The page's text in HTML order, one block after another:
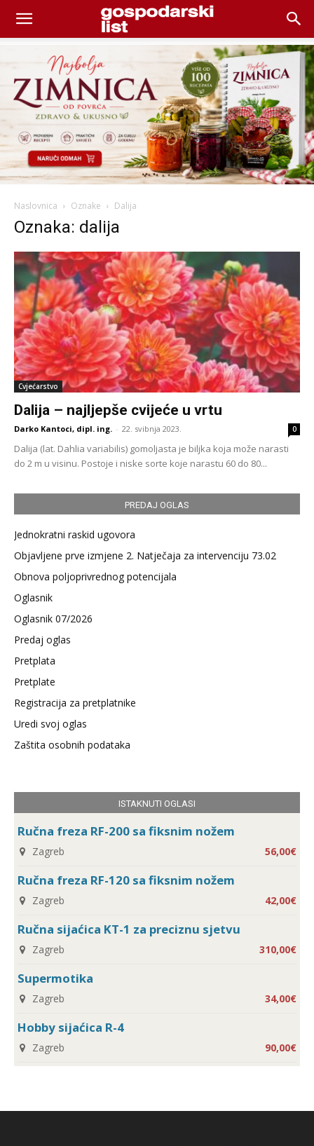
Naslovnica Oznake Dalija
Oznaka: dalija
Cvjećarstvo
Dalija – najljepše cvijeće u vrtu
Darko Kantoci, dipl. ing. - 22. svibnja 2023. 0
Dalija (lat. Dahlia variabilis) gomoljasta je biljka koja može narasti
do 2 m u visinu. Postoje i niske sorte koje narastu 60 do 80...
PREDAJ OGLAS
Jednokratni raskid ugovora
Objavljene prve izmjene 2. Natječaja za intervenciju 73.02
Obnova poljoprivrednog potencijala
Oglasnik
Oglasnik 07/2026
Predaj oglas
Pretplata
Pretplate
Registracija za pretplatnike
Uredi svoj oglas
Zaštita osobnih podataka
ISTAKNUTI OGLASI
Ručna freza RF-200 sa fiksnim nožem
Zagreb 56,00€
Ručna freza RF-120 sa fiksnim nožem
Zagreb 42,00€
Ručna sijaćica KT-1 za preciznu sjetvu
Zagreb 310,00€
Supermotika
Zagreb 34,00€
Hobby sijaćica R-4
Zagreb 90,00€